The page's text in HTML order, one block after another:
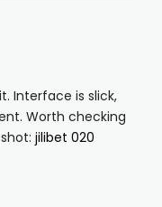
Interface is slick,
Worth checking
jilibet 020